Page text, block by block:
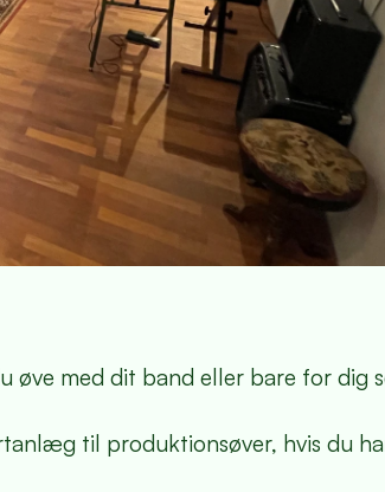
øve med dit band eller bare for dig
til produktionsøver, hvis du